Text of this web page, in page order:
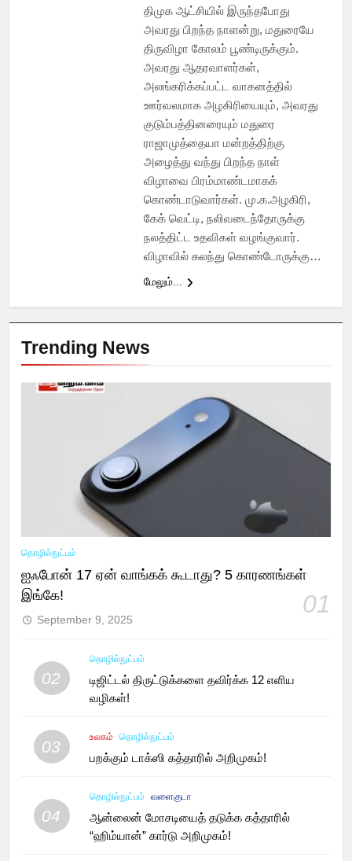
திமுக ஆட்சியில் இருந்தபோது
அவரது பிறந்த நாளன்று, மதுரையே
திருவிழா கோலம் பூண்டிருக்கும்.
அவரது ஆதரவாளர்கள்,
அலங்கரிக்கப்பட்ட வாகனத்தில்
ஊர்வலமாக அழகிரியையும், அவரது
குடும்பத்தினரையும் மதுரை
ராஜாமுத்தையா மன்றத்திற்கு
அழைத்து வந்து பிறந்த நாள்
விழாவை பிரம்மாண்டமாகக்
கொண்டாடுவார்கள். மு.க.அழகிரி,
கேக் வெட்டி, நலிவடைந்தோருக்கு
நலத்திட்ட உதவிகள் வழங்குவார்.
விழாவில் கலந்து கொண்டோருக்கு…
மேலும்...
Trending News
தொழில்நுட்பம்
ஐஃபோன் 17 ஏன் வாங்கக் கூடாது? 5 காரணங்கள்
இங்கே!
01
September 9, 2025
02
தொழில்நுட்பம்
டிஜிட்டல் திருட்டுக்களை தவிர்க்க 12 எளிய
வழிகள்!
03
உலகம் தொழில்நுட்பம்
பறக்கும் டாக்ஸி கத்தாரில் அறிமுகம்!
04
தொழில்நுட்பம் வளைகுடா
ஆன்லைன் மோசடியைத் தடுக்க கத்தாரில்
“ஹிம்யான்” கார்டு அறிமுகம்!